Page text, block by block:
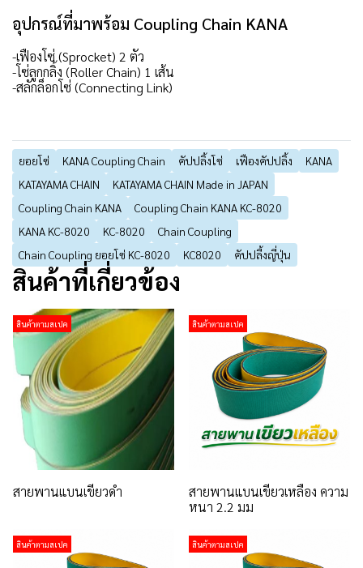
อุปกรณ์ที่มาพร้อม Coupling Chain KANA
-เฟืองโซ่ (Sprocket) 2 ตัว
-โซ่ลูกกลิ้ง (Roller Chain) 1 เส้น
-สลักล็อกโซ่ (Connecting Link)
ยอยโซ่ KANA Coupling Chain คัปปลิ้งโซ่ เฟืองคัปปลิ้ง
KANA
KATAYAMA CHAIN
KATAYAMA CHAIN Made in JAPAN
Coupling Chain KANA
Coupling Chain KANA KC-8020
KANA KC-8020
KC-8020
Chain Coupling
Chain Coupling ยอยโซ่ KC-8020
KC8020 คัปปลี้งญี่ปุ่น
สินค้าที่เกี่ยวข้อง
สินค้าตามสเปค
สายพานแบนเขียวดำ
สินค้าตามสเปค
สายพานแบนเขียวเหลือง ความ
หนา 2.2 มม
สินค้าตามสเปค สินค้าตามสเปค